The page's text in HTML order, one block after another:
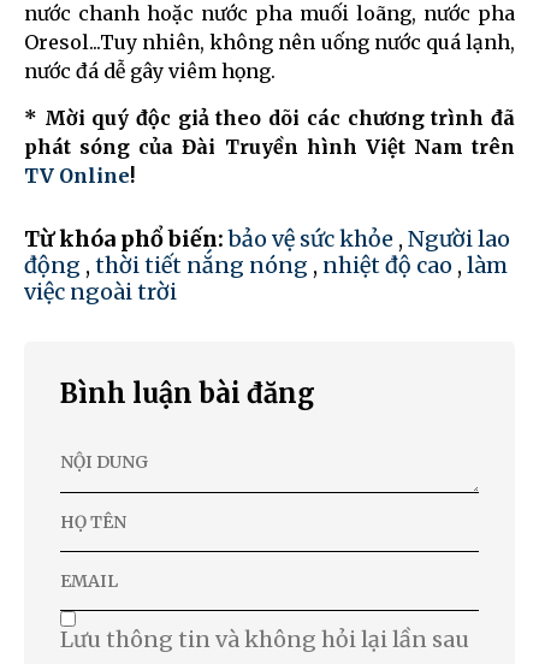
nước chanh hoặc nước pha muối loãng, nước pha
Oresol...Tuy nhiên, không nên uống nước quá lạnh,
nước đá dễ gây viêm họng.
* Mời quý độc giả theo dõi các chương trình đã
phát sóng của Đài Truyền hình Việt Nam trên
TV Online!
Từ khóa phổ biến:bảo vệ sức khỏe , Người lao
động , thời tiết nắng nóng , nhiệt độ cao , làm
việc ngoài trời
Bình luận bài đăng
Lưu thông tin và không hỏi lại lần sau